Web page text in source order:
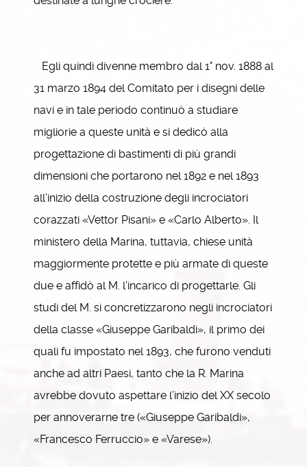
Egli quindi divenne membro dal 1° nov. 1888 al
31 marzo 1894 del Comitato per i disegni delle
navi e in tale periodo continuò a studiare
migliorie a queste unità e si dedicò alla
progettazione di bastimenti di più grandi
dimensioni che portarono nel 1892 e nel 1893
all’inizio della costruzione degli incrociatori
corazzati «Vettor Pisani» e «Carlo Alberto». Il
ministero della Marina, tuttavia, chiese unità
maggiormente protette e più armate di queste
due e affidò al M. l’incarico di progettarle. Gli
studi del M. si concretizzarono negli incrociatori
della classe «Giuseppe Garibaldi», il primo dei
quali fu impostato nel 1893, che furono venduti
anche ad altri Paesi, tanto che la R. Marina
avrebbe dovuto aspettare l’inizio del XX secolo
per annoverarne tre («Giuseppe Garibaldi»,
«Francesco Ferruccio» e «Varese»).